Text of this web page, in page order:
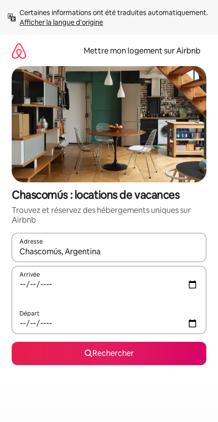
directement
Afficher la langue d'origine
Mettre mon logement sur Airbnb
Chascomús : locations de vacances
Trouvez et réservez des hébergements uniques sur
Airbnb
Adresse
Lorsque les résultats s'affichent, utilisez les flèches vers le
Arrivée
Départ
Rechercher